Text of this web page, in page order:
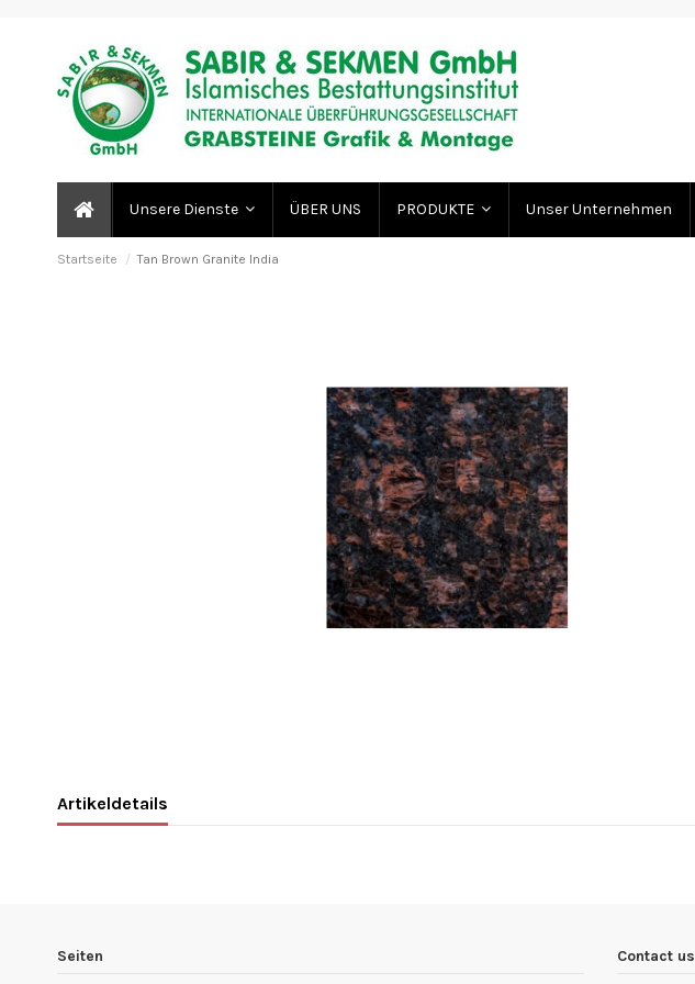
Unsere Dienste ÜBER UNS PRODUKTE Unser Unternehmen
Startseite Tan Brown Granite India
Artikeldetails
Seiten Contact us